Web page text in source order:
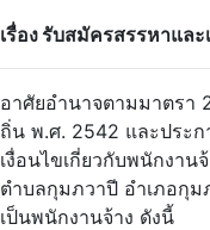
เรื่อง รับสมัครสรรหาและ
อาศัยอํานาจตามมาตรา
ถิ่น พ.ศ. 2542 และประ
เงื่อนไขเกี่ยวกับพนักงา
ตําบลกุมภวาปี อําเภอกุม
เป็นพนักงานจ้าง ดังนี้